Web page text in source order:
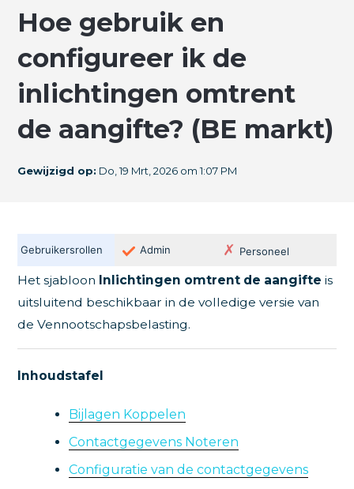
Hoe gebruik en
configureer ik de
inlichtingen omtrent
de aangifte? (BE markt)
Gewijzigd op: Do, 19 Mrt, 2026 om 1:07 PM
Gebruikersrollen Admin ✗ Personeel
Het sjabloon Inlichtingen omtrent de aangifte is
uitsluitend beschikbaar in de volledige versie van
de Vennootschapsbelasting.
Inhoudstafel
Bijlagen Koppelen
Contactgegevens Noteren
Configuratie van de contactgegevens